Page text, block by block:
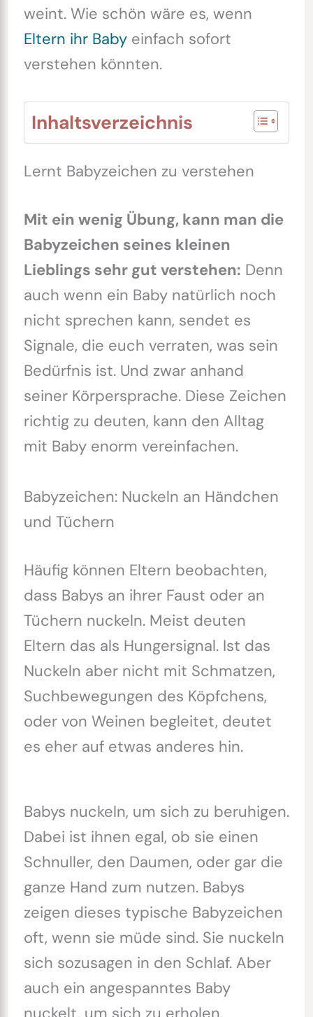
weint. Wie schön wäre es, wenn
Eltern ihr Babyeinfach sofort
verstehen könnten.
Inhaltsverzeichnis
Lernt Babyzeichen zu verstehen
Mit ein wenig Übung, kann man die
Babyzeichen seines kleinen
Lieblings sehr gut verstehen: Denn
auch wenn ein Baby natürlich noch
nicht sprechen kann, sendet es
Signale, die euch verraten, was sein
Bedürfnis ist. Und zwar anhand
seiner Körpersprache. Diese Zeichen
richtig zu deuten, kann den Alltag
mit Baby enorm vereinfachen.
Babyzeichen: Nuckeln an Händchen
und Tüchern
Häufig können Eltern beobachten,
dass Babys an ihrer Faust oder an
Tüchern nuckeln. Meist deuten
Eltern das als Hungersignal. Ist das
Nuckeln aber nicht mit Schmatzen,
Suchbewegungen des Köpfchens,
oder von Weinen begleitet, deutet
es eher auf etwas anderes hin.
Babys nuckeln, um sich zu beruhigen.
Dabei ist ihnen egal, ob sie einen
Schnuller, den Daumen, oder gar die
ganze Hand zum nutzen. Babys
zeigen dieses typische Babyzeichen
oft, wenn sie müde sind. Sie nuckeln
sich sozusagen in den Schlaf. Aber
auch ein angespanntes Baby